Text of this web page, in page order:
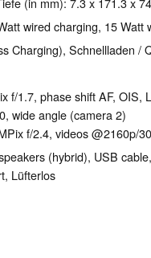
wired charging, 15 Watt
Charging), Schnellladen /
f/​1.7, phase shift AF, OIS,
wide angle (camera 2)
f/​2.4, videos @2160p/​
(hybrid), USB
Lüfterlos